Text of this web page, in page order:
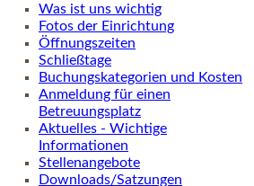
Was ist uns wichtig
Fotos der Einrichtung
Öffnungszeiten
Schließtage
Buchungskategorien und Kosten
Anmeldung für einen
Betreuungsplatz
Aktuelles - Wichtige
Informationen
Stellenangebote
Downloads/Satzungen